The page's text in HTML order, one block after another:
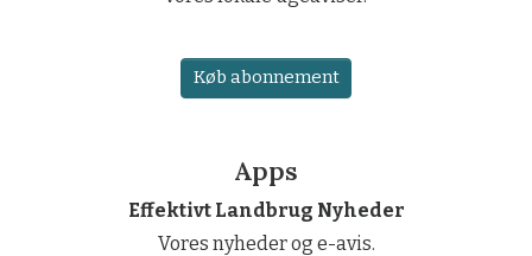
Køb abonnement
Apps
Effektivt Landbrug Nyheder
Vores nyheder og e-avis.